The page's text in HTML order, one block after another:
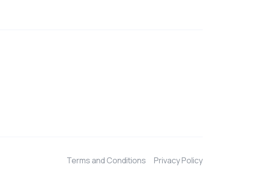
Terms and Conditions Privacy Policy